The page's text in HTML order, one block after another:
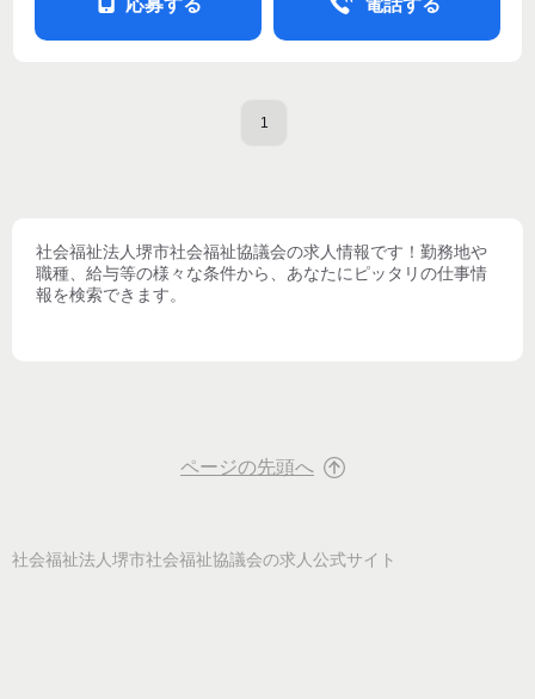
応募する 電話する
1
社会福祉法人堺市社会福祉協議会の求人情報です！勤務地や
職種、給与等の様々な条件から、あなたにピッタリの仕事情
報を検索できます。
ページの先頭へ
社会福祉法人堺市社会福祉協議会の求人公式サイト